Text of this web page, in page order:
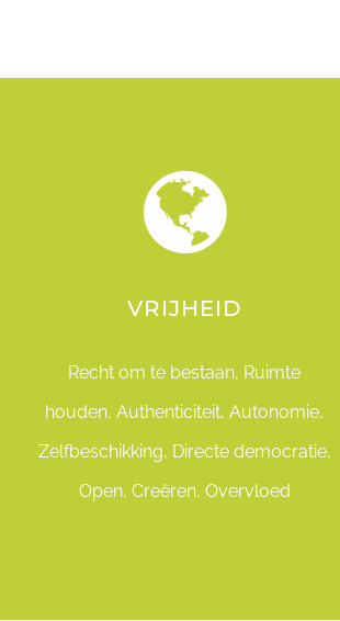
VRIJHEID
Recht om te bestaan, Ruimte
houden, Authenticiteit, Autonomie,
Zelfbeschikking, Directe democratie,
Open, Creëren, Overvloed